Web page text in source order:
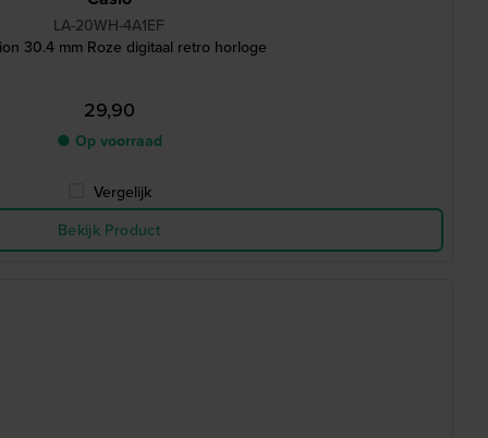
LA-20WH-4A1EF
30.4 mm Roze digitaal retro horloge
29,90
● Op voorraad
Vergelijk
Bekijk Product